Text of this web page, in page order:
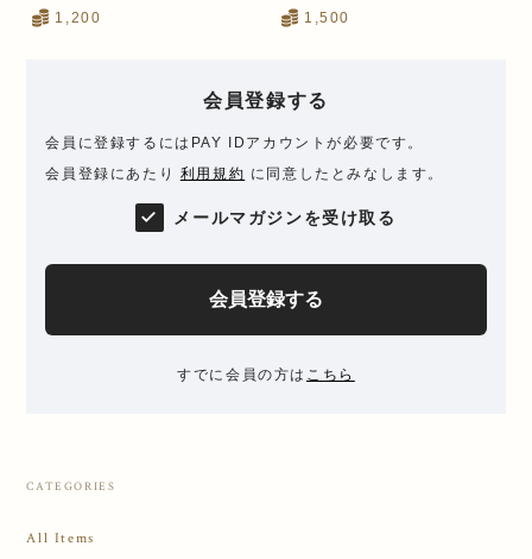
1,200 1,500
会員登録する
会員に登録するにはPAY IDアカウントが必要です。
会員登録にあたり 利用規約 に同意したとみなします。
メールマガジンを受け取る
会員登録する
すでに会員の方は こちら
CATEGORIES
All Items